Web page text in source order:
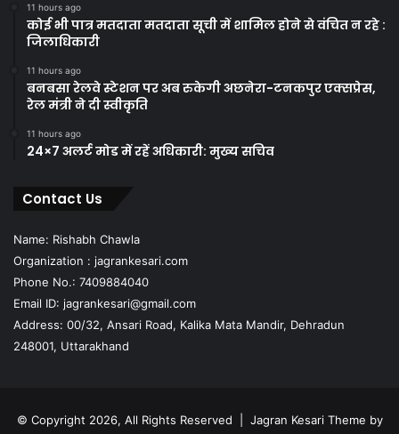
11 hours ago
कोई भी पात्र मतदाता मतदाता सूची में शामिल होने से वंचित न रहे :
जिलाधिकारी
11 hours ago
बनबसा रेलवे स्टेशन पर अब रुकेगी अछनेरा-टनकपुर एक्सप्रेस,
रेल मंत्री ने दी स्वीकृति
11 hours ago
24×7 अलर्ट मोड में रहें अधिकारी: मुख्य सचिव
Contact Us
Name: Rishabh Chawla
Organization : jagrankesari.com
Phone No.: 7409884040
Email ID: jagrankesari@gmail.com
Address: 00/32, Ansari Road, Kalika Mata Mandir, Dehradun
248001, Uttarakhand
© Copyright 2026, All Rights Reserved | Jagran Kesari Theme by